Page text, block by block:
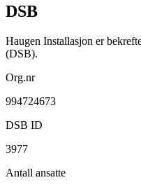
DSB
Haugen Installasjon er
(DSB).
Org.nr
994724673
DSB ID
3977
Antall ansatte